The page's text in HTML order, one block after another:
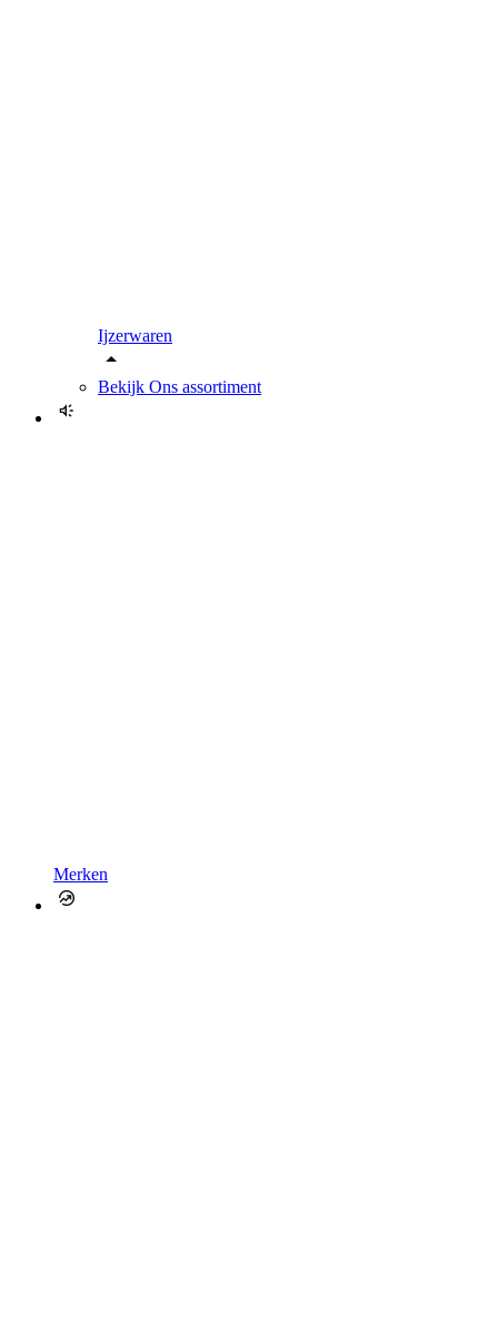
Ijzerwaren
Bekijk Ons assortiment
Merken